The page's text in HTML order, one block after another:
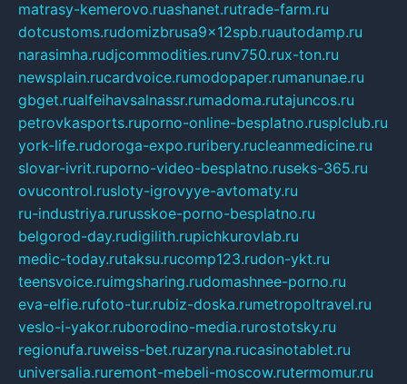
matrasy-kemerovo.ruashanet.rutrade-farm.ru
dotcustoms.rudomizbrusa9x12spb.ruautodamp.ru
narasimha.rudjcommodities.runv750.rux-ton.ru
newsplain.rucardvoice.rumodopaper.rumanunae.ru
gbget.rualfeihavsalnassr.rumadoma.rutajuncos.ru
petrovkasports.ruporno-online-besplatno.rusplclub.ru
york-life.rudoroga-expo.ruribery.rucleanmedicine.ru
slovar-ivrit.ruporno-video-besplatno.ruseks-365.ru
ovucontrol.rusloty-igrovyye-avtomaty.ru
ru-industriya.rurusskoe-porno-besplatno.ru
belgorod-day.rudigilith.rupichkurovlab.ru
medic-today.rutaksu.rucomp123.rudon-ykt.ru
teensvoice.ruimgsharing.rudomashnee-porno.ru
eva-elfie.rufoto-tur.rubiz-doska.rumetropoltravel.ru
veslo-i-yakor.ruborodino-media.rurostotsky.ru
regionufa.ruweiss-bet.ruzaryna.rucasinotablet.ru
universalia.ruremont-mebeli-moscow.rutermomur.ru